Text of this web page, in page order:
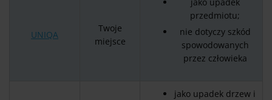
UNIQA
Twoje
miejsce
przedmiotu;
nie dotyczy szkód
spowodowanych
przez człowieka
jako upadek drzew i